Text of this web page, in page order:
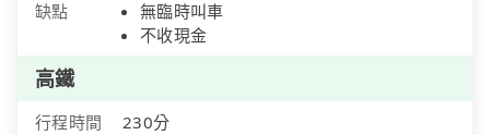
缺點
無臨時叫車
不收現金
高鐵
行程時間
230分